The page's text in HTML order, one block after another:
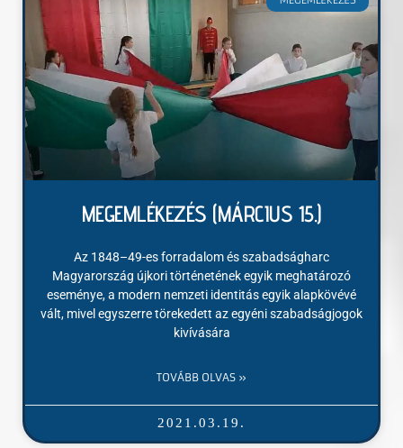
MEGEMLÉKEZÉS (MÁRCIUS 15.)
Az 1848–49-es forradalom és szabadságharc
Magyarország újkori történetének egyik meghatározó
eseménye, a modern nemzeti identitás egyik alapkövévé
vált, mivel egyszerre törekedett az egyéni szabadságjogok
kivívására
TOVÁBB OLVAS »
2021.03.19.